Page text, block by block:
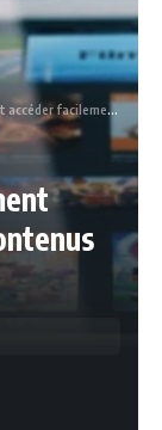
aux contenus en streaming ?